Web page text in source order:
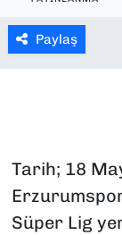
Paylaş
Tarih; 18
Erzurumspor
Süper Lig
POLİTİKA
YAŞAM